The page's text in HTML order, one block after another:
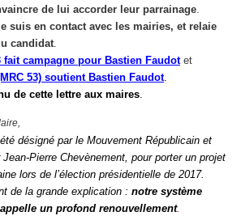
de lui accorder leur parrainage.
suis en contact avec les mairies, et relaie
candidat.
fait campagne pour Bastien Faudotet
53) soutient Bastien Faudot.
de cette lettre aux maires.
désigné par le Mouvement Républicain et
Jean-Pierre Chevènement, pour porter un projet
lors de l’élection présidentielle de 2017.
de la grande explication : notre système
un profond renouvellement.